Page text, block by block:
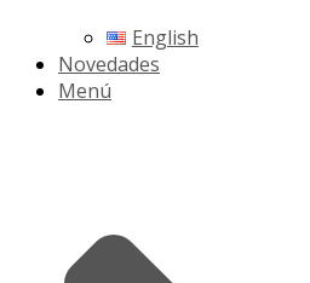
English
Novedades
Menú